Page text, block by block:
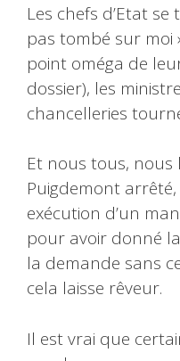
Les chefs d’Etat se
pas tombé sur moi
point oméga de
dossier), les
chancelleries
Et nous tous, nous
Puigdemont
exécution d’un
pour avoir donné
la demande sans
cela laisse rêveur.
Il est vrai que